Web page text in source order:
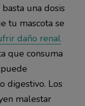
una dosis
tu mascota se
daño renal
que consuma
digestivo. Los
malestar